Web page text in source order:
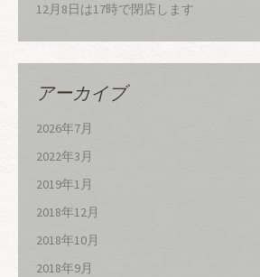
12月8日は17時で閉店します
アーカイブ
2026年7月
2022年3月
2019年1月
2018年12月
2018年10月
2018年9月